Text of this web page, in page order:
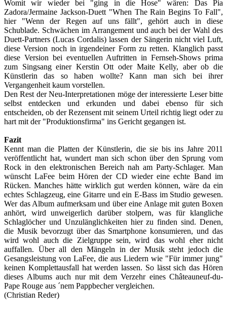
Womit wir wieder bei "ging in die Hose" wären: Das Pia
Zadora/Jermaine Jackson-Duett "When The Rain Begins To Fall",
hier "Wenn der Regen auf uns fällt", gehört auch in diese
Schublade. Schwächen im Arrangement und auch bei der Wahl des
Duett-Partners (Lucas Cordalis) lassen der Sängerin nicht viel Luft,
diese Version noch in irgendeiner Form zu retten. Klanglich passt
diese Version bei eventuellen Auftritten in Fernseh-Shows prima
zum Singsang einer Kerstin Ott oder Maite Kelly, aber ob die
Künstlerin das so haben wollte? Kann man sich bei ihrer
Vergangenheit kaum vorstellen.
Den Rest der Neu-Interpretationen möge der interessierte Leser bitte
selbst entdecken und erkunden und dabei ebenso für sich
entscheiden, ob der Rezensent mit seinem Urteil richtig liegt oder zu
hart mit der "Produktionsfirma" ins Gericht gegangen ist.
Fazit
Kennt man die Platten der Künstlerin, die sie bis ins Jahre 2011
veröffentlicht hat, wundert man sich schon über den Sprung vom
Rock in den elektronischen Bereich nah am Party-Schlager. Man
wünscht LaFee beim Hören der CD wieder eine echte Band im
Rücken. Manches hätte wirklich gut werden können, wäre da ein
echtes Schlagzeug, eine Gitarre und ein E-Bass im Studio gewesen.
Wer das Album aufmerksam und über eine Anlage mit guten Boxen
anhört, wird unweigerlich darüber stolpern, was für klangliche
Schlaglöcher und Unzulänglichkeiten hier zu finden sind. Denen,
die Musik bevorzugt über das Smartphone konsumieren, und das
wird wohl auch die Zielgruppe sein, wird das wohl eher nicht
auffallen. Über all den Mängeln in der Musik steht jedoch die
Gesangsleistung von LaFee, die aus Liedern wie "Für immer jung"
keinen Komplettausfall hat werden lassen. So lässt sich das Hören
dieses Albums auch nur mit dem Verzehr eines Châteauneuf-du-
Pape Rouge aus ´nem Pappbecher vergleichen.
(Christian Reder)